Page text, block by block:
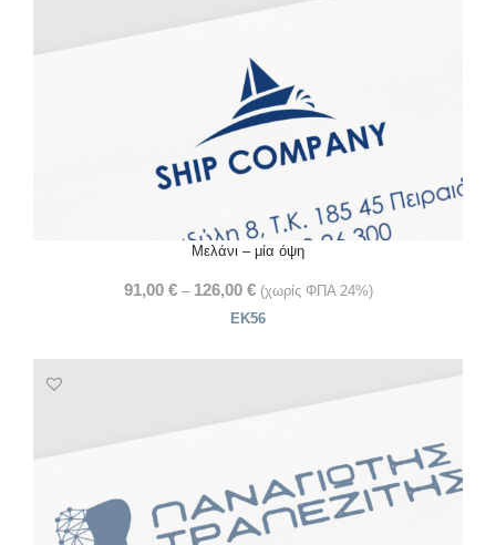
Μελάνι – μία όψη
91,00 € – 126,00 € (χωρίς ΦΠΑ 24%)
ΕΚ56